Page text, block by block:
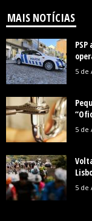
MAIS NOTÍCIAS
5 de
5 de
5 de